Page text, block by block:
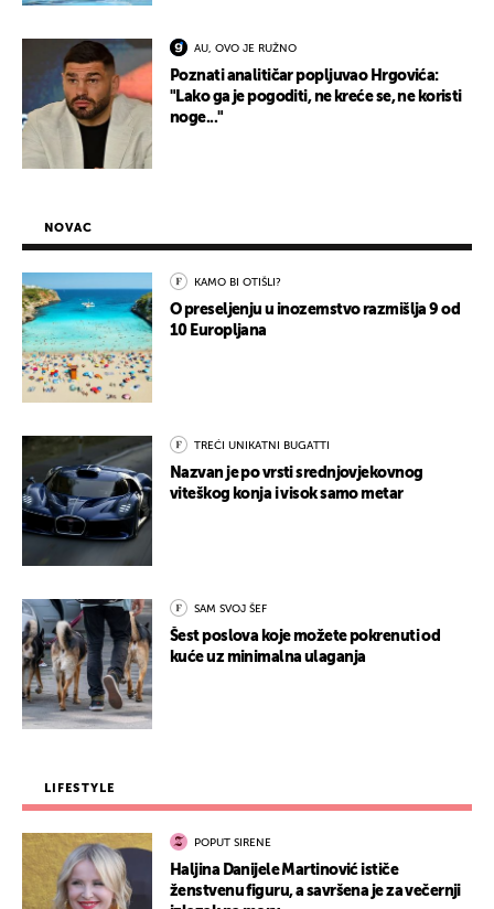
AU, OVO JE RUŽNO
Poznati analitičar popljuvao Hrgovića:
"Lako ga je pogoditi, ne kreće se, ne koristi
noge..."
NOVAC
KAMO BI OTIŠLI?
O preseljenju u inozemstvo razmišlja 9 od
10 Europljana
TREĆI UNIKATNI BUGATTI
Nazvan je po vrsti srednjovjekovnog
viteškog konja i visok samo metar
SAM SVOJ ŠEF
Šest poslova koje možete pokrenuti od
kuće uz minimalna ulaganja
LIFESTYLE
POPUT SIRENE
Haljina Danijele Martinović ističe
ženstvenu figuru, a savršena je za večernji